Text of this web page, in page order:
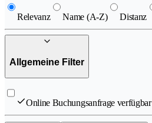
Relevanz Name (A-Z) Distanz
Allgemeine Filter
Online Buchungsanfrage verfügbar